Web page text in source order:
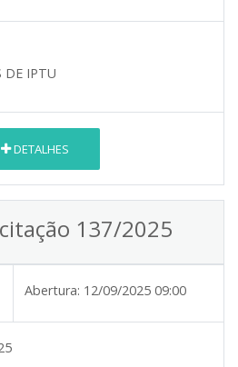
DE IPTU
DETALHES
137/2025
Abertura: 12/09/2025 09:00